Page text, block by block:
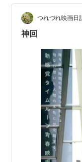
つれづれ映画日
神回